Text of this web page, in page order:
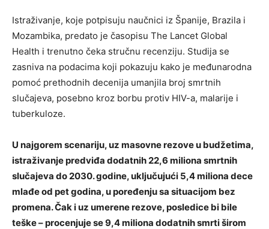
Istraživanje, koje potpisuju naučnici iz Španije, Brazila i
Mozambika, predato je časopisu The Lancet Global
Health i trenutno čeka stručnu recenziju. Studija se
zasniva na podacima koji pokazuju kako je međunarodna
pomoć prethodnih decenija umanjila broj smrtnih
slučajeva, posebno kroz borbu protiv HIV-a, malarije i
tuberkuloze.
U najgorem scenariju, uz masovne rezove u budžetima,
istraživanje predviđa dodatnih 22,6 miliona smrtnih
slučajeva do 2030. godine, uključujući 5,4 miliona dece
mlađe od pet godina, u poređenju sa situacijom bez
promena. Čak i uz umerene rezove, posledice bi bile
teške – procenjuje se 9,4 miliona dodatnih smrti širom